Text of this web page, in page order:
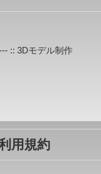
:: 3Dモデル制作
用規約